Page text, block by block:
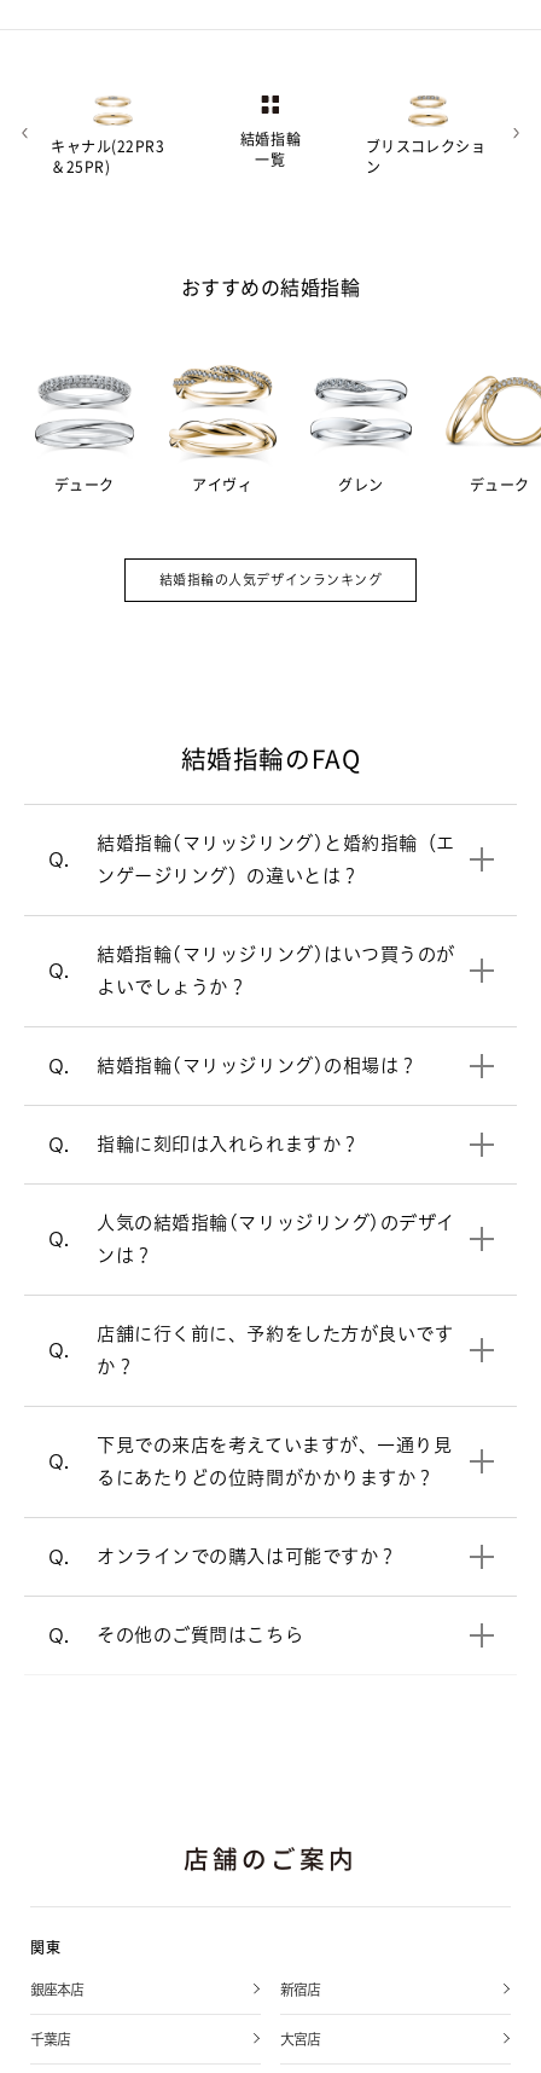
結婚指輪
一覧
キャナル(22PR3
＆25PR)
ブリスコレクショ
ン
おすすめの結婚指輪
デューク アイヴィ グレン デューク
結婚指輪の人気デザインランキング
結婚指輪のFAQ
Q.
結婚指輪(マリッジリング)と婚約指輪（エ
ンゲージリング）の違いとは？
証として贈る記念品。その意味を強める
ため、ダイヤモンドをあしらったデザイ
婚約指輪（エンゲージリング） 一覧はこちら
Q.
結婚指輪(マリッジリング)はいつ買うのが
よいでしょうか？
結婚式直前は忙しくなるため、結婚指輪
月ほど前にスタートするのがおすすめで
場合はご入籍の3ヶ月前にはご準備され
ると安心です。
結婚指輪を買うタイミングについて
Q. 結婚指輪(マリッジリング)の相場は？
A.
って価格が変わります。ご要望に合わせ
てご提案させていただきます。
結婚指輪の相場について詳しく見る
Q. 指輪に刻印は入れられますか？
ト・数字などを刻印できます。（無料）
リングのオプションについて
Q.
人気の結婚指輪(マリッジリング)のデザイ
ンは？
ヤモンドではダイヤモンドをあしらった
デザインが人気です。
V字ラインの結婚指輪を見る
Q.
店舗に行く前に、予約をした方が良いです
か？
A.
いませんが、週末はお時間帯によっては
頂けるとお待たせすることなくスムーズ
にご案内させて頂きます。
Q.
下見での来店を考えていますが、一通り見
るにあたりどの位時間がかかりますか？
A.
お客様により様々ですが、ゆっくりご覧
頂きますと、だいたい1時間半～2時間く
に合わせてご案内いたします。
Q. オンラインでの購入は可能ですか？
A.
すので、ご安心ください。
電話でのご相談も承っております。
オンラインショップ
Q. その他のご質問はこちら
A. よくあるご質問 をご覧ください。
店舗のご案内
関東
銀座本店 新宿店
千葉店 大宮店